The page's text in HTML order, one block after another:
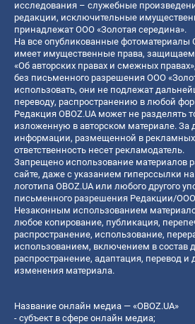
исследования – служебные
редакции, исключительные
принадлежат ООО «Золотая середина».
На все опубликованные фотоматериалы
имеет имущественные права,
«Об авторских правах и смежных
без письменного разрешения ООО
использовать, они не подлежат
переводу, распространению в любой
Редакция OBOZ.UA может не разделять
изложенную в авторском материале. За
информации, размещенной в рекламных
ответственность несет рекламодатель.
Запрещено использование материалов
сайте, даже с указанием гиперссылки на
логотипа OBOZ.UA или любого другого
письменного разрешения Редакции/ООО
Незаконным использованием
любое копирование, публикация,
распространение, использование,
использованием, включением в состав
распространение, адаптация, перевод и
изменения материала.
Название онлайн медиа — «OBOZ.UA»
- субъект в сфере онлайн медиа;